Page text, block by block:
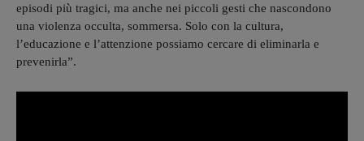
episodi più tragici, ma anche nei piccoli gesti che nascondono
una violenza occulta, sommersa. Solo con la cultura,
l’educazione e l’attenzione possiamo cercare di eliminarla e
prevenirla”.